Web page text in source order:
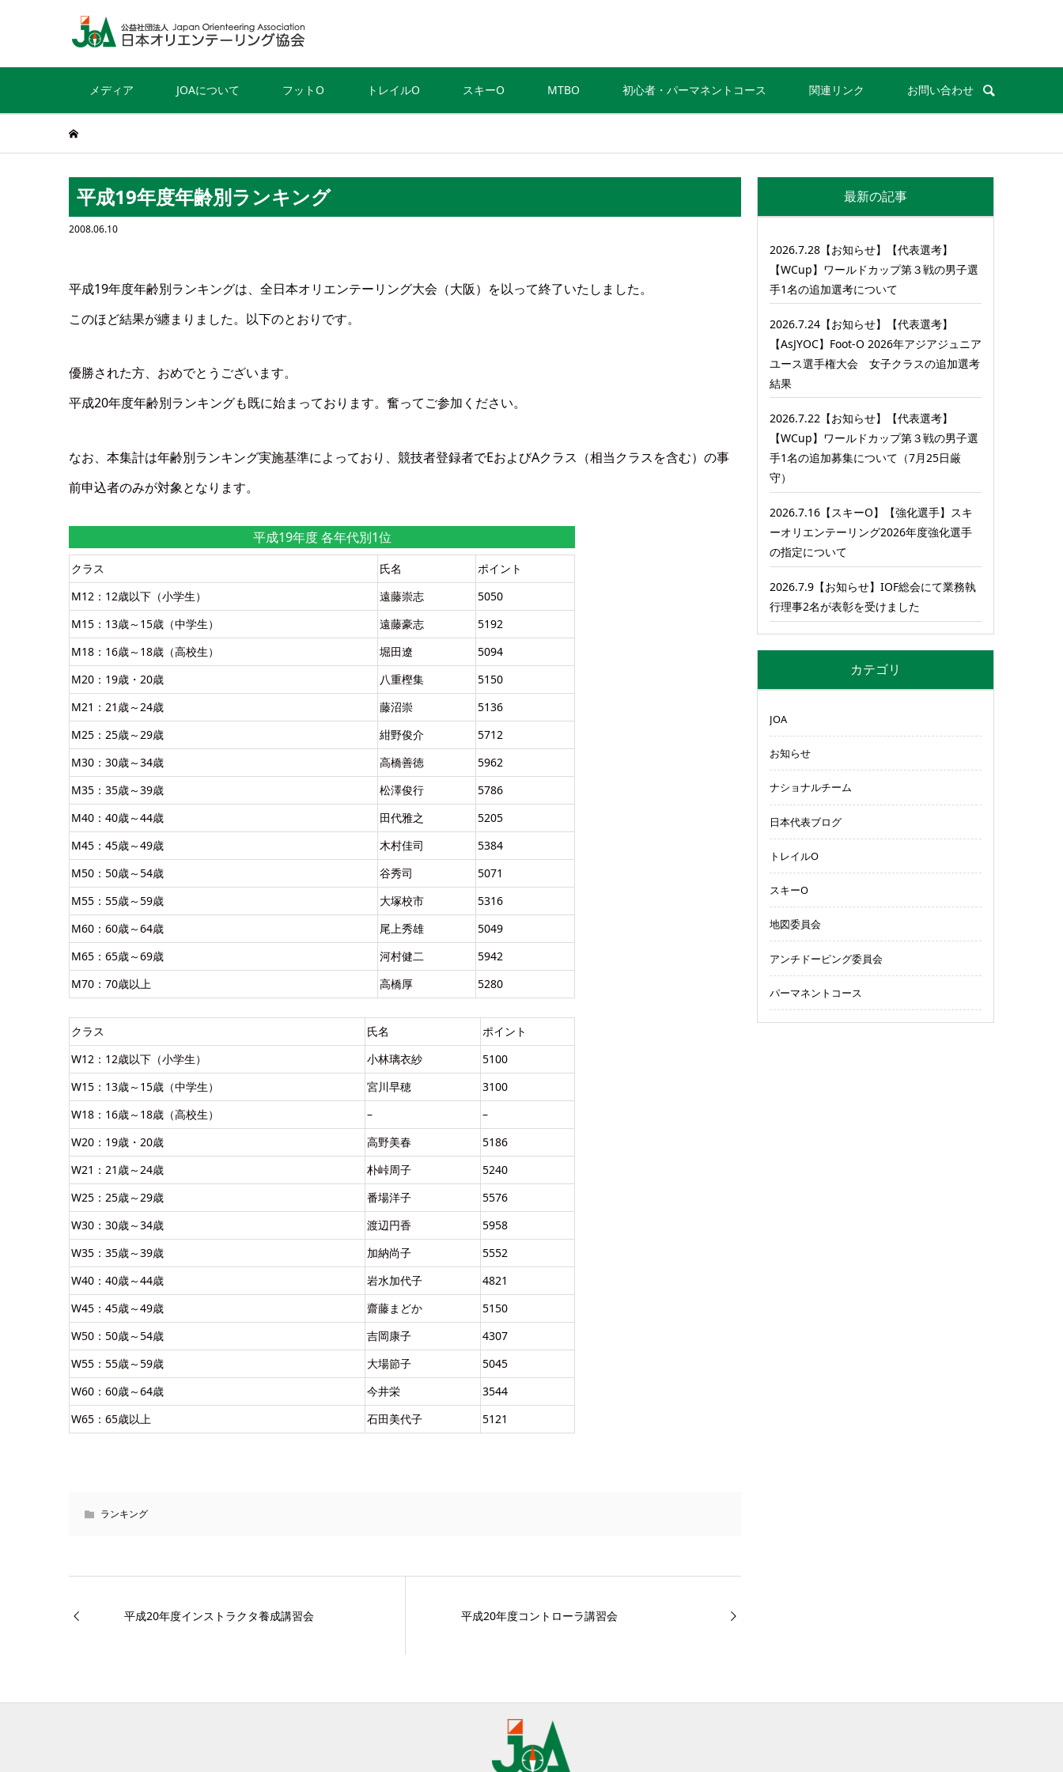
メディア JOAについて フットO トレイルO スキーO MTBO 初心者・パーマネントコース 関連リンク お問い合わせ
平成19年度年齢別ランキング
2008.06.10
平成19年度年齢別ランキングは、全日本オリエンテーリング大会（大阪）を以って終了いたしました。
このほど結果が纏まりました。以下のとおりです。
優勝された方、おめでとうございます。
平成20年度年齢別ランキングも既に始まっております。奮ってご参加ください。
なお、本集計は年齢別ランキング実施基準によっており、競技者登録者でEおよびAクラス（相当クラスを含む）の事
前申込者のみが対象となります。
平成19年度 各年代別1位
クラス 氏名
ポイント
M12：12歳以下（小学生）
遠藤崇志
5050
M15：13歳～15歳（中学生）
遠藤豪志
5192
M18：16歳～18歳（高校生）
堀田遼
5094
M20：19歳・20歳
八重樫集
5150
M21：21歳～24歳
藤沼崇
5136
M25：25歳～29歳
紺野俊介
5712
M30：30歳～34歳
高橋善徳
5962
M35：35歳～39歳
松澤俊行
5786
M40：40歳～44歳
田代雅之
5205
M45：45歳～49歳
木村佳司
5384
M50：50歳～54歳
谷秀司
5071
M55：55歳～59歳
大塚校市
5316
M60：60歳～64歳
尾上秀雄
5049
M65：65歳～69歳
河村健二
5942
M70：70歳以上
高橋厚 5280
クラス 氏名
ポイント
W12：12歳以下（小学生）
小林璃衣紗
5100
W15：13歳～15歳（中学生）
宮川早穂
3100
W18：16歳～18歳（高校生）
–
–
W20：19歳・20歳
高野美春
5186
W21：21歳～24歳
朴峠周子
5240
W25：25歳～29歳
番場洋子
5576
W30：30歳～34歳
渡辺円香
5958
W35：35歳～39歳
加納尚子
5552
W40：40歳～44歳
岩水加代子
4821
W45：45歳～49歳
齋藤まどか
5150
W50：50歳～54歳
吉岡康子
4307
W55：55歳～59歳
大場節子
5045
W60：60歳～64歳
今井栄
3544
W65：65歳以上
石田美代子 5121
ランキング
平成20年度インストラクタ養成講習会 平成20年度コントローラ講習会
最新の記事
2026.7.28【お知らせ】【代表選考】
【WCup】ワールドカップ第３戦の男子選
手1名の追加選考について
2026.7.24【お知らせ】【代表選考】
【AsJYOC】Foot-O 2026年アジアジュニア
ユース選手権大会 女子クラスの追加選考
結果
2026.7.22【お知らせ】【代表選考】
【WCup】ワールドカップ第３戦の男子選
手1名の追加募集について（7月25日厳
守）
2026.7.16【スキーO】【強化選手】スキ
ーオリエンテーリング2026年度強化選手
の指定について
2026.7.9【お知らせ】IOF総会にて業務執
行理事2名が表彰を受けました
カテゴリ
JOA
お知らせ
ナショナルチーム
日本代表ブログ
トレイルO
スキーO
地図委員会
アンチドーピング委員会
パーマネントコース